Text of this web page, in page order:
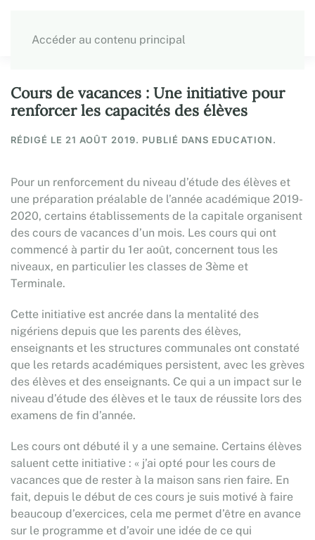
Accéder au contenu principal
Cours de vacances : Une initiative pour
renforcer les capacités des élèves
RÉDIGÉ LE 21 AOÛT 2019. PUBLIÉ DANS EDUCATION.
Pour un renforcement du niveau d’étude des élèves et
une préparation préalable de l’année académique 2019-
2020, certains établissements de la capitale organisent
des cours de vacances d’un mois. Les cours qui ont
commencé à partir du 1er août, concernent tous les
niveaux, en particulier les classes de 3ème et
Terminale.
Cette initiative est ancrée dans la mentalité des
nigériens depuis que les parents des élèves,
enseignants et les structures communales ont constaté
que les retards académiques persistent, avec les grèves
des élèves et des enseignants. Ce qui a un impact sur le
niveau d’étude des élèves et le taux de réussite lors des
examens de fin d’année.
Les cours ont débuté il y a une semaine. Certains élèves
saluent cette initiative : « j’ai opté pour les cours de
vacances que de rester à la maison sans rien faire. En
fait, depuis le début de ces cours je suis motivé à faire
beaucoup d’exercices, cela me permet d’être en avance
sur le programme et d’avoir une idée de ce qui